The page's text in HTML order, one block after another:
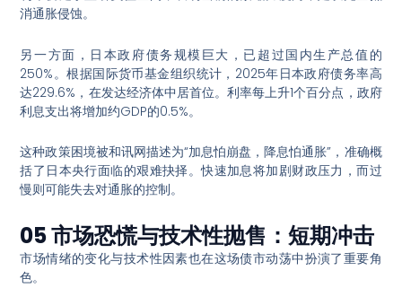
消通胀侵蚀。
另一方面，日本政府债务规模巨大，已超过国内生产总值的
250%。根据国际货币基金组织统计，2025年日本政府债务率高
达229.6%，在发达经济体中居首位。利率每上升1个百分点，政府
利息支出将增加约GDP的0.5%。
这种政策困境被和讯网描述为“加息怕崩盘，降息怕通胀” ，准确概
括了日本央行面临的艰难抉择。快速加息将加剧财政压力，而过
慢则可能失去对通胀的控制。
05 市场恐慌与技术性抛售：短期冲击
市场情绪的变化与技术性因素也在这场债市动荡中扮演了重要角
色。